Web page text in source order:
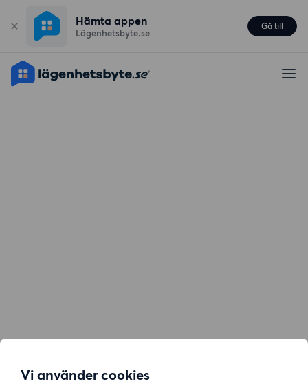
Vi använder cookies
Hämta appen
Lägenhetsbyte.se
Gå till